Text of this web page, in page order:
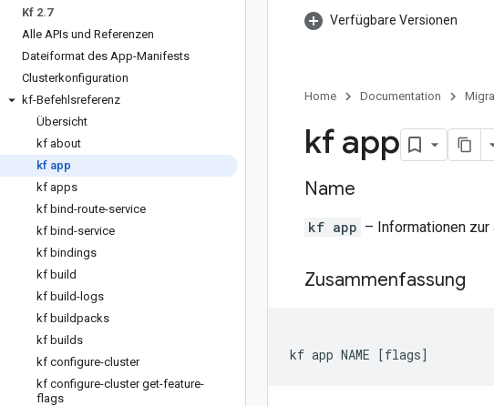
Kf 2.7
Alle APIs und Referenzen
Dateiformat des App-Manifests
Clusterkonfiguration
kf-Befehlsreferenz
Übersicht
kf about
kf app
kf apps
kf bind-route-service
kf bind-service
kf bindings
kf build
kf build-logs
kf buildpacks
kf builds
kf configure-cluster
kf configure-cluster get-feature-
flags
Verfügbare Versionen
Home Documentation
kf app
Name
kf app – Informationen zur
Zusammenfassung
kf app NAME [flags]